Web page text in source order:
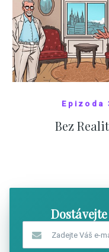
Epizoda
Bez